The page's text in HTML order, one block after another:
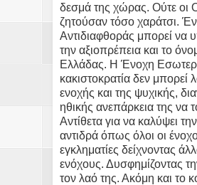
δεσμά της χώρας. Ούτε οι
ζητούσαν τόσο χαράτσι.
Αντιδιαφθοράς μπορεί να
την αξιοπρέπεια και το
Ελλάδας. Η Ένοχη
κακιστοκρατία δεν μπορεί
ενοχής και της ψυχικής,
ηθικής ανεπάρκεια της να
Αντίθετα για να καλύψει
αντιδρά όπως όλοι οι
εγκληματίες δείχνοντας
ενόχους. Δυσφημίζοντας
τον λαό της. Ακόμη και το